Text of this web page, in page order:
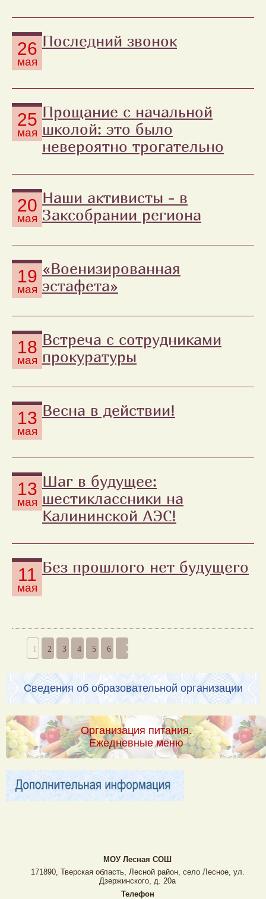
26
мая
Последний звонок
25
мая
Прощание с начальной
школой: это было
невероятно трогательно
20
мая
Наши активисты - в
Заксобрании региона
19
мая
«Военизированная
эстафета»
18
мая
Встреча с сотрудниками
прокуратуры
13
мая
Весна в действии!
13
мая
Шаг в будущее:
шестиклассники на
Калининской АЭС!
11
мая
Без прошлого нет будущего
1 2 3 4 5 6
Сведения об образовательной организации
Организация питания.
Ежедневные меню
МОУ Лесная CОШ
171890, Тверская область, Лесной район, село Лесное, ул.
Дзержинского, д. 20а
Телефон